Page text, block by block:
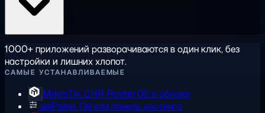
1000+ приложений разворачиваются в один клик, без
настройки и лишних хлопот.
САМЫЕ УСТАНАВЛИВАЕМЫЕ
MikroTik CHR RouterOS в облаке
aaPanelЛёгкая панель хостинга